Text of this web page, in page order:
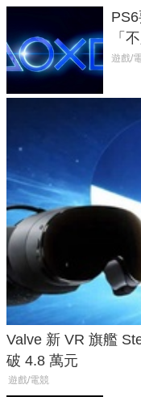
「
廳
遊戲/
Valve 新 VR 旗艦
破 4.8 萬元
遊戲/電競